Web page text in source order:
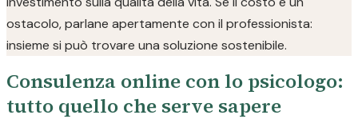
ostacolo, parlane apertamente con il professionista:
insieme si può trovare una soluzione sostenibile.
Consulenza online con lo psicologo:
tutto quello che serve sapere